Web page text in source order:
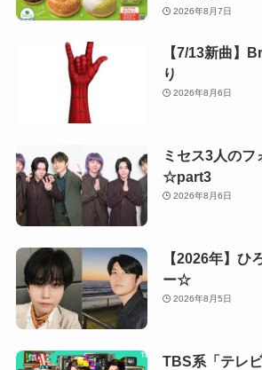
2026年8月7日
【7/13新曲】
り
2026年8月6日
ミセス3人のフ
☆part3
2026年8月6日
【2026年】ひ
ー☆
2026年8月5日
TBS系「テレ